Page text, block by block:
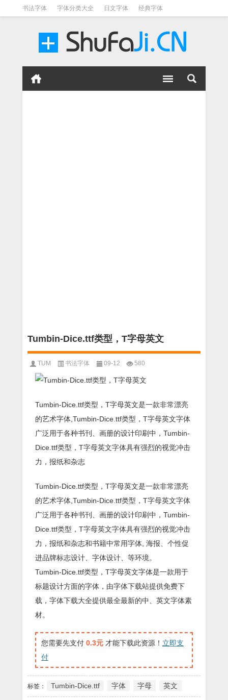
书法字体 字体分类大全 日文字体 经典字体
Tumbin-Dice.ttf类型，T字母英文
TUM 书法字体 09-12 580
Tumbin-Dice.ttf类型，T字母英文是一款非常漂亮
的艺术字体,Tumbin-Dice.ttf类型，T字母英文字体
广泛用于各种书刊、画册的设计印刷中，Tumbin-
Dice.ttf类型，T字母英文字体具有强烈的视觉冲击
力，报纸和杂志
Tumbin-Dice.ttf类型，T字母英文是一款非常漂亮
的艺术字体,Tumbin-Dice.ttf类型，T字母英文字体
广泛用于各种书刊、画册的设计印刷中，Tumbin-
Dice.ttf类型，T字母英文字体具有强烈的视觉冲击
力，报纸和杂志和书籍中常用字体, 海报、个性促
进品牌标志设计、字体设计、等环境。
Tumbin-Dice.ttf类型，T字母英文字体是一款用于
标题设计方面的字体，由字体下载站提供免费下
载，字体下载大全提供最全最新的中、英文字体素
材。
您需要先支付 0.3元 才能下载此资源！ 立即支
付
标签： Tumbin-Dice.ttf 字体 字母 英文